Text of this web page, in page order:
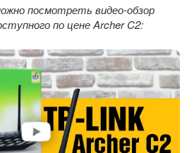
посмотреть видео-обзор
по цене Archer C2: